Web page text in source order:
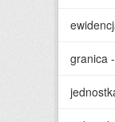
granica -